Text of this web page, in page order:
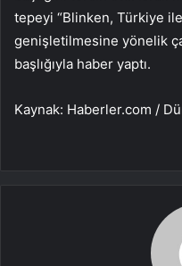
tepeyi “Blinken, Türkiye ile
genişletilmesine yönelik
başlığıyla haber yaptı.
Kaynak: Haberler.com /